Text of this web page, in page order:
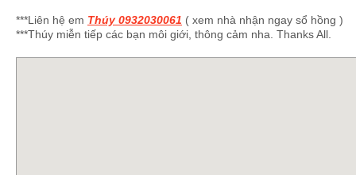
***Liên hệ em Thúy 0932030061 ( xem nhà nhận ngay sổ hồng )
***Thúy miễn tiếp các bạn môi giới, thông cảm nha. Thanks All.